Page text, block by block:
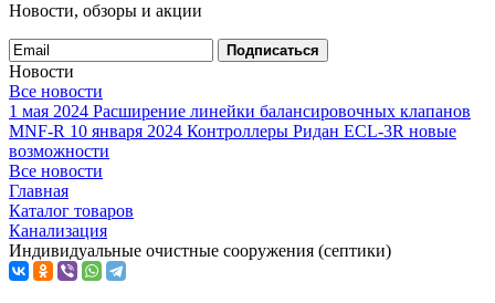
Новости, обзоры и акции
Подписаться
Новости
Все новости
1 мая 2024 Расширение линейки балансировочных клапанов
MNF-R 10 января 2024 Контроллеры Ридан ECL-3R новые
возможности
Все новости
Главная
Каталог товаров
Канализация
Индивидуальные очистные сооружения (септики)